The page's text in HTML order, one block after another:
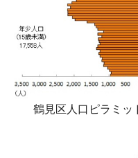
鶴見区人口ピラミッ